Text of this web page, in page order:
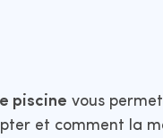
piscine vous
et comment la